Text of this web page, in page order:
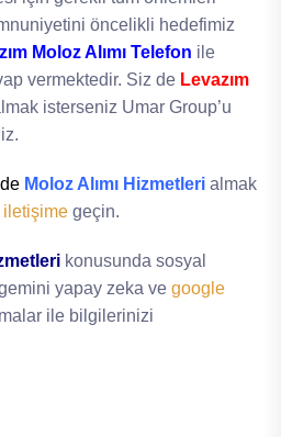
öncelikli hedefimiz
Moloz Alımı Telefon ile
vermektedir. Siz de Levazım
isterseniz Umar Group’u
Moloz Alımı Hizmetleri almak
iletişime geçin.
konusunda sosyal
yapay zeka ve google
ile bilgilerinizi